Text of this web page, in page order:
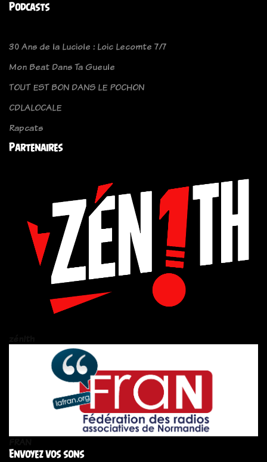
Podcasts
30 Ans de la Luciole : Loic Lecomte 7/7
Mon Beat Dans Ta Gueule
TOUT EST BON DANS LE POCHON
CDLALOCALE
Rapcats
Partenaires
Envoyez vos sons